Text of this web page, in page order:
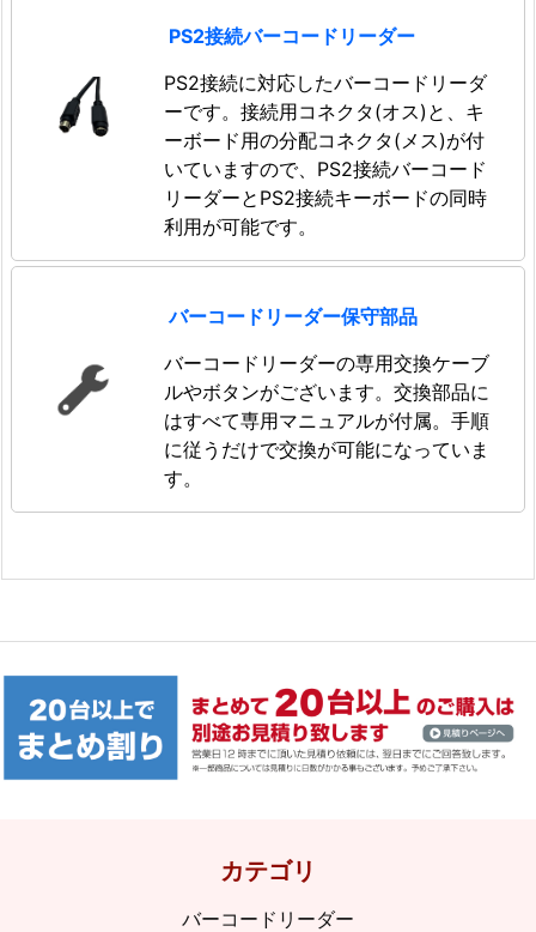
PS2接続バーコードリーダー
PS2接続に対応したバーコードリーダ
ーです。接続用コネクタ(オス)と、キ
ーボード用の分配コネクタ(メス)が付
いていますので、PS2接続バーコード
リーダーとPS2接続キーボードの同時
利用が可能です。
バーコードリーダー保守部品
バーコードリーダーの専用交換ケーブ
ルやボタンがございます。交換部品に
はすべて専用マニュアルが付属。手順
に従うだけで交換が可能になっていま
す。
カテゴリ
バーコードリーダー